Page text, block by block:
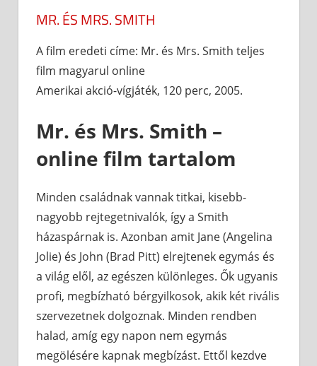
MR. ÉS MRS. SMITH
A film eredeti címe: Mr. és Mrs. Smith teljes
film magyarul online
Amerikai akció-vígjáték, 120 perc, 2005.
Mr. és Mrs. Smith –
online film tartalom
Minden családnak vannak titkai, kisebb-
nagyobb rejtegetnivalók, így a Smith
házaspárnak is. Azonban amit Jane (Angelina
Jolie) és John (Brad Pitt) elrejtenek egymás és
a világ elől, az egészen különleges. Ők ugyanis
profi, megbízható bérgyilkosok, akik két rivális
szervezetnek dolgoznak. Minden rendben
halad, amíg egy napon nem egymás
megölésére kapnak megbízást. Ettől kezdve